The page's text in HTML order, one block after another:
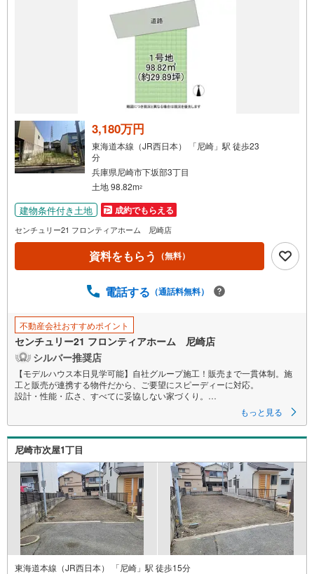
3,180万円
東海道本線（JR西日本） 「尼崎」駅 徒歩23
分
兵庫県尼崎市下坂部3丁目
土地 98.82m2
建物条件付き土地 成約でもらえる
センチュリー21 フロンティアホーム 尼崎店
資料をもらう （無料）
電話する （通話料無料）
不動産会社おすすめポイント
センチュリー21 フロンティアホーム 尼崎店
シルバー推奨店
【モデルハウス本日見学可能】自社グループ施工！販売まで一貫体制。施
工と販売が連携する物件だから、ご要望にスピーディーに対応。
設計・性能・広さ、すべてに妥協しない家づくり。
～自社ブランド物件:建売価格で「理想」を諦めない住まい～
■なぜ建売価格で「理想」が叶うのか？
施工から販売までグループ内で完結させることで中間コストを徹底カッ
ト。その分を「広さ」と「性能」に還元しました
■「お金の理想」も諦めない。専属FPによる無料相談
・家計の「見える化」で安心を
教育費や老後資金など将来の出費を数値化。一生涯の家計シミュレーショ
ンを作成します。
・プロならではのアドバイス
「最適な銀行は？」「今の年収で大丈夫？」といった疑問から住宅ローン
の最大活用まで、家計を守る具体的なプランをご提案
もっと見る
尼崎市次屋1丁目
東海道本線（JR西日本） 「尼崎」駅 徒歩15分